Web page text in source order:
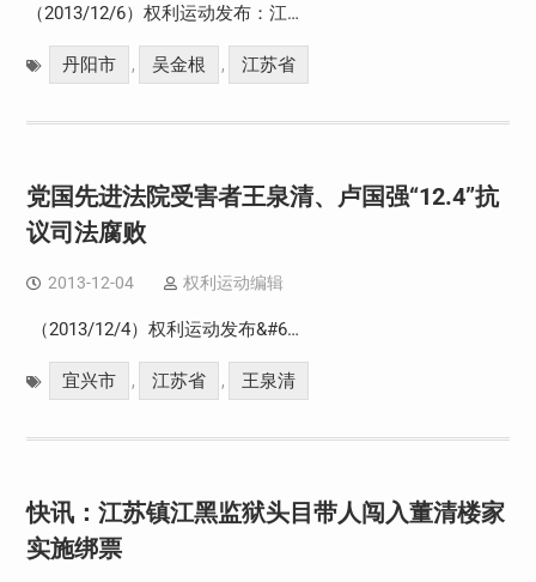
（2013/12/6）权利运动发布：江…
丹阳市 , 吴金根 , 江苏省
党国先进法院受害者王泉清、卢国强“12.4”抗
议司法腐败
2013-12-04 权利运动编辑
（2013/12/4）权利运动发布&#6…
宜兴市 , 江苏省 , 王泉清
快讯：江苏镇江黑监狱头目带人闯入董清楼家
实施绑票